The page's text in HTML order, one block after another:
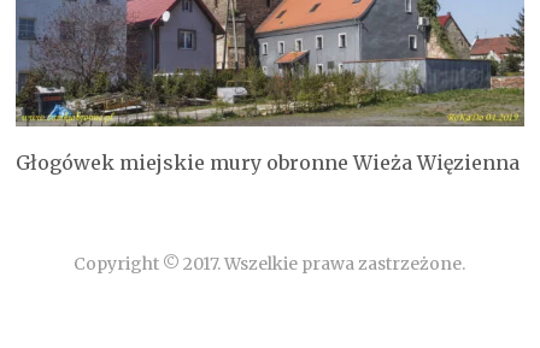
Głogówek miejskie mury obronne Wieża Więzienna
Copyright © 2017. Wszelkie prawa zastrzeżone.